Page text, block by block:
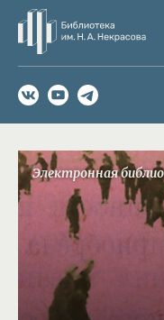
Электронная